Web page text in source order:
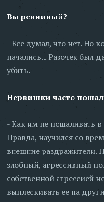
Вы ревнивый?
- Все думал, что нет. Но
начались... Разочек был
убить.
Нервишки часто
- Как им не пошаливать
Правда, научился со
внешние раздражители.
злобный, агрессивный
собственной агрессией
выплескивать ее на